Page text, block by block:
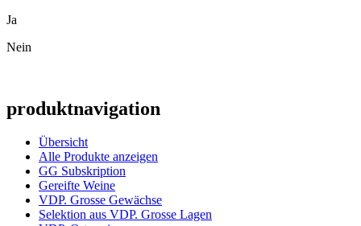
Ja
Nein
produktnavigation
Übersicht
Alle Produkte anzeigen
GG Subskription
Gereifte Weine
VDP. Grosse Gewächse
Selektion aus VDP. Grosse Lagen